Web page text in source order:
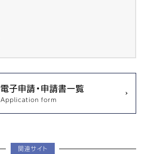
電子申請・申請書一覧
関連サイト